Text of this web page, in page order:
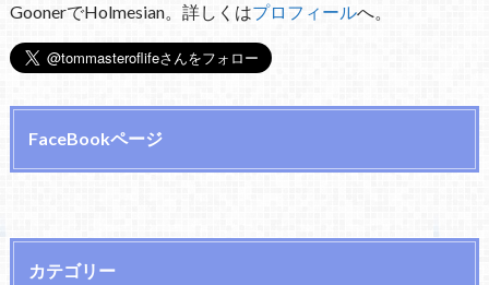
GoonerでHolmesian。詳しくはプロフィールへ。
FaceBookページ
カテゴリー